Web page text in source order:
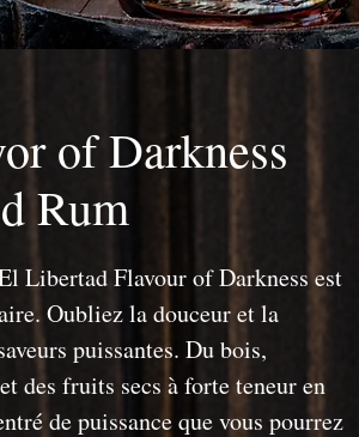
of Darkness
Rum
Libertad Flavour of Darkness est
Oubliez la douceur et la
puissantes. Du bois,
des fruits secs à forte teneur en
de puissance que vous pourrez